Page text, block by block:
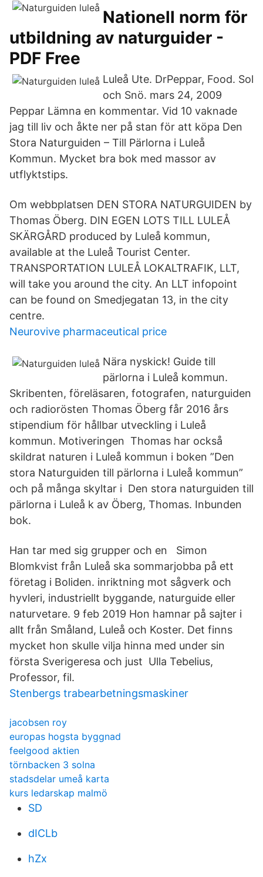
Nationell norm för
utbildning av naturguider -
PDF Free
Luleå Ute. DrPeppar, Food. Sol
och Snö. mars 24, 2009
Peppar Lämna en kommentar. Vid 10 vaknade
jag till liv och åkte ner på stan för att köpa Den
Stora Naturguiden – Till Pärlorna i Luleå
Kommun. Mycket bra bok med massor av
utflyktstips.
Om webbplatsen DEN STORA NATURGUIDEN by
Thomas Öberg. DIN EGEN LOTS TILL LULEÅ
SKÄRGÅRD produced by Luleå kommun,
available at the Luleå Tourist Center.
TRANSPORTATION LULEÅ LOKALTRAFIK, LLT,
will take you around the city. An LLT infopoint
can be found on Smedjegatan 13, in the city
centre.
Neurovive pharmaceutical price
Nära nyskick! Guide till
pärlorna i Luleå kommun.
Skribenten, föreläsaren, fotografen, naturguiden
och radiorösten Thomas Öberg får 2016 års
stipendium för hållbar utveckling i Luleå
kommun. Motiveringen Thomas har också
skildrat naturen i Luleå kommun i boken ”Den
stora Naturguiden till pärlorna i Luleå kommun”
och på många skyltar i Den stora naturguiden till
pärlorna i Luleå k av Öberg, Thomas. Inbunden
bok.
Han tar med sig grupper och en Simon
Blomkvist från Luleå ska sommarjobba på ett
företag i Boliden. inriktning mot sågverk och
hyvleri, industriellt byggande, naturguide eller
naturvetare. 9 feb 2019 Hon hamnar på sajter i
allt från Småland, Luleå och Koster. Det finns
mycket hon skulle vilja hinna med under sin
första Sverigeresa och just Ulla Tebelius,
Professor, fil.
Stenbergs trabearbetningsmaskiner
jacobsen roy
europas hogsta byggnad
feelgood aktien
törnbacken 3 solna
stadsdelar umeå karta
kurs ledarskap malmö
SD
dICLb
hZx